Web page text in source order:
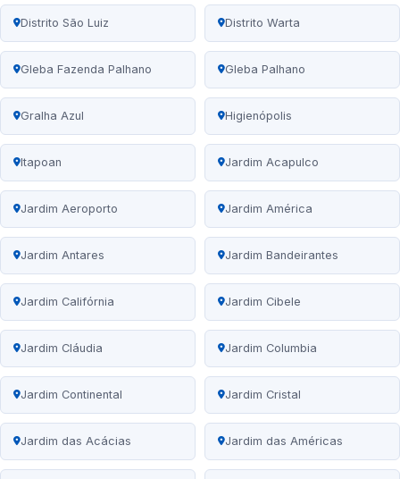
Distrito São Luiz Distrito Warta
Gleba Fazenda Palhano Gleba Palhano
Gralha Azul Higienópolis
Itapoan Jardim Acapulco
Jardim Aeroporto Jardim América
Jardim Antares Jardim Bandeirantes
Jardim Califórnia Jardim Cibele
Jardim Cláudia Jardim Columbia
Jardim Continental Jardim Cristal
Jardim das Acácias Jardim das Américas